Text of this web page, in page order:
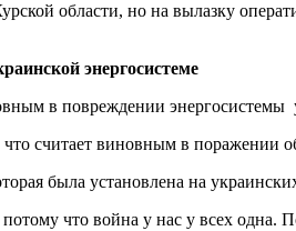
области, но на вылазку
энергосистеме
в повреждении
считает виновным в
была установлена на
что война у нас у всех